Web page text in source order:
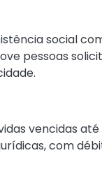
social
pessoas
vencidas até
com